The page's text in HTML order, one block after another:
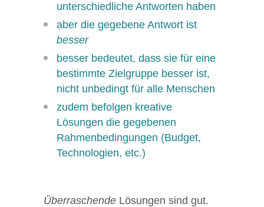
unterschiedliche Antworten haben
aber die gegebene Antwort ist
besser
besser bedeutet, dass sie für eine
bestimmte Zielgruppe besser ist,
nicht unbedingt für alle Menschen
zudem befolgen kreative
Lösungen die gegebenen
Rahmenbedingungen (Budget,
Technologien, etc.)
Überraschende Lösungen sind gut.